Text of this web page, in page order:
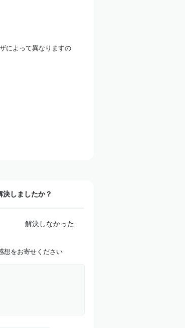
によって異なりますの
決しましたか？
解決しなかった
想をお寄せください